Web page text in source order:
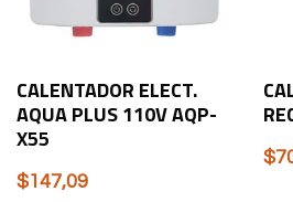
CALENTADOR ELECT.
AQUA PLUS 110V AQP-
X55
$147,09
$